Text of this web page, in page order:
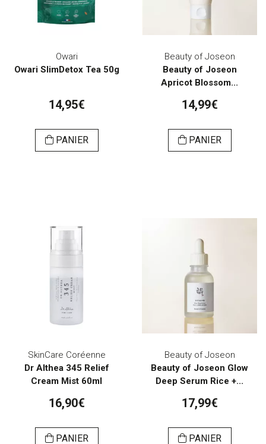
Owari
Owari SlimDetox Tea 50g
14,95€
PANIER
Beauty of Joseon
Beauty of Joseon
Apricot Blossom...
14,99€
PANIER
SkinCare Coréenne
Dr Althea 345 Relief
Cream Mist 60ml
16,90€
PANIER
Beauty of Joseon
Beauty of Joseon Glow
Deep Serum Rice +...
17,99€
PANIER